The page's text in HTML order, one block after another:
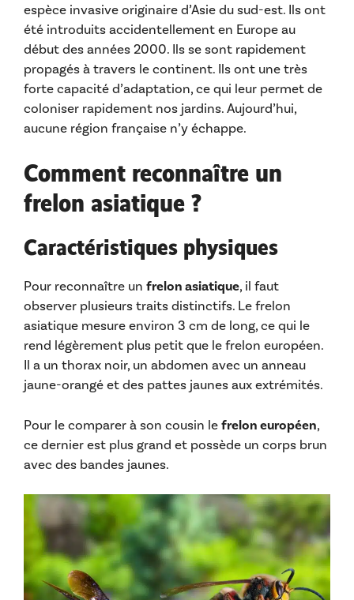
espèce invasive originaire d’Asie du sud-est. Ils ont
été introduits accidentellement en Europe au
début des années 2000. Ils se sont rapidement
propagés à travers le continent. Ils ont une très
forte capacité d’adaptation, ce qui leur permet de
coloniser rapidement nos jardins. Aujourd’hui,
aucune région française n’y échappe.
Comment reconnaître un
frelon asiatique ?
Caractéristiques physiques
Pour reconnaître un frelon asiatique, il faut
observer plusieurs traits distinctifs. Le frelon
asiatique mesure environ 3 cm de long, ce qui le
rend légèrement plus petit que le frelon européen.
Il a un thorax noir, un abdomen avec un anneau
jaune-orangé et des pattes jaunes aux extrémités.
Pour le comparer à son cousin le frelon européen,
ce dernier est plus grand et possède un corps brun
avec des bandes jaunes.